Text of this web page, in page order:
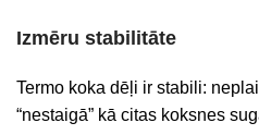
Izmēru stabilitāte
Termo koka dēļi ir stabili:
“nestaigā” kā citas koksnes